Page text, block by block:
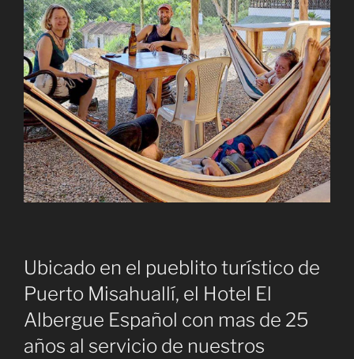
Ubicado en el pueblito turístico de
Puerto Misahuallí, el Hotel El
Albergue Español con mas de 25
años al servicio de nuestros